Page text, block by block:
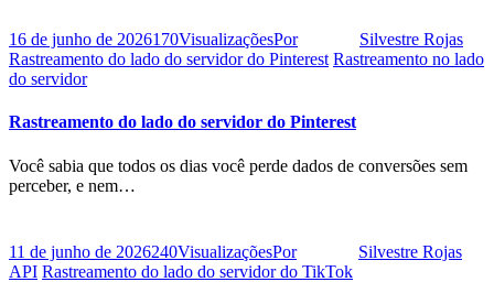
16 de junho de 2026170VisualizaçõesPor
Silvestre Rojas
Rastreamento do lado do servidor do Pinterest Rastreamento no lado
do servidor
Rastreamento do lado do servidor do Pinterest
Você sabia que todos os dias você perde dados de conversões sem
perceber, e nem…
11 de junho de 2026240VisualizaçõesPor
Silvestre Rojas
API Rastreamento do lado do servidor do TikTok